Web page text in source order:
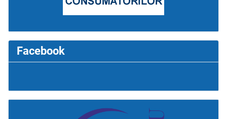
Facebook